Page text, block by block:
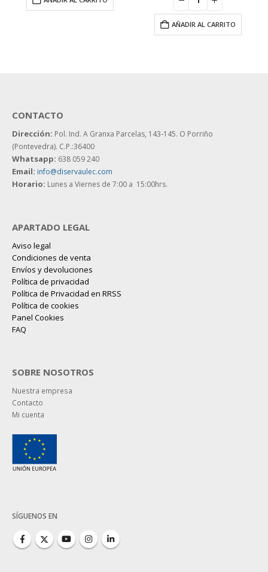
AÑADIR AL CARRITO
CONTACTO
Dirección: Pol. Ind. A Granxa Parcelas, 143-145. O Porriño
(Pontevedra). C.P.:36400
Whatsapp: 638 059 240
Email: info@diservaulec.com
Horario: Lunes a Viernes de 7:00 a 15:00hrs.
APARTADO LEGAL
Aviso legal
Condiciones de venta
Envíos y devoluciones
Política de privacidad
Política de Privacidad en RRSS
Política de cookies
Panel Cookies
FAQ
SOBRE NOSOTROS
Nuestra empresa
Contacto
Mi cuenta
SÍGUENOS EN